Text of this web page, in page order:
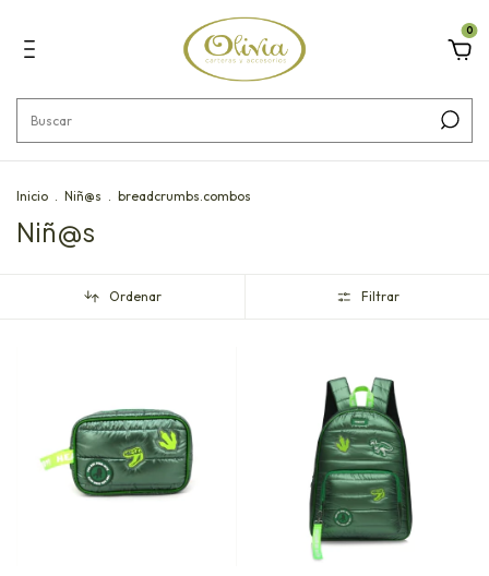
0
Inicio . Niñ@s . breadcrumbs.combos
Niñ@s
Ordenar Filtrar